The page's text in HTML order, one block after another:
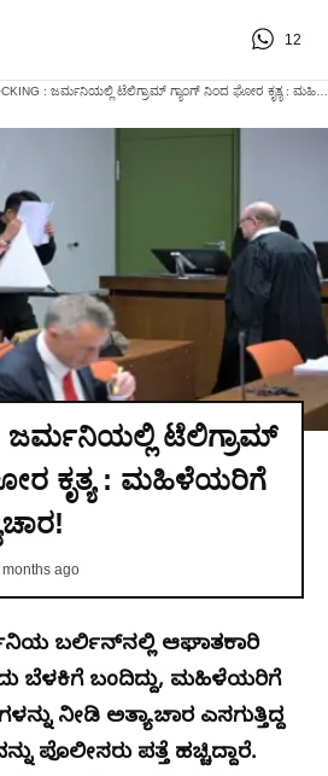
12
: ಜರ್ಮನಿಯಲ್ಲಿ ಟೆಲಿಗ್ರಾಮ್
ಕೃತ್ಯ : ಮಹಿಳೆಯರಿಗೆ
ago
ಬರ್ಲಿನ್‌ನಲ್ಲಿ ಆಘಾತಕಾರಿ
ಬೆಳಕಿಗೆ ಬಂದಿದ್ದು, ಮಹಿಳೆಯರಿಗೆ
ನೀಡಿ ಅತ್ಯಾಚಾರ ಎಸಗುತ್ತಿದ್ದ
ಪೊಲೀಸರು ಪತ್ತೆ ಹಚ್ಚಿದ್ದಾರೆ.